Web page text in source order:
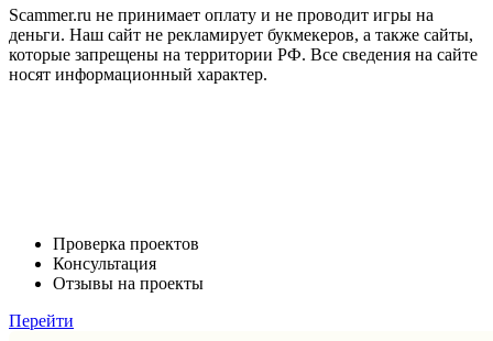
Scammer.ru не принимает оплату и не проводит игры на
деньги. Наш сайт не рекламирует букмекеров, а также сайты,
которые запрещены на территории РФ. Все сведения на сайте
носят информационный характер.
Проверка проектов
Консультация
Отзывы на проекты
Перейти